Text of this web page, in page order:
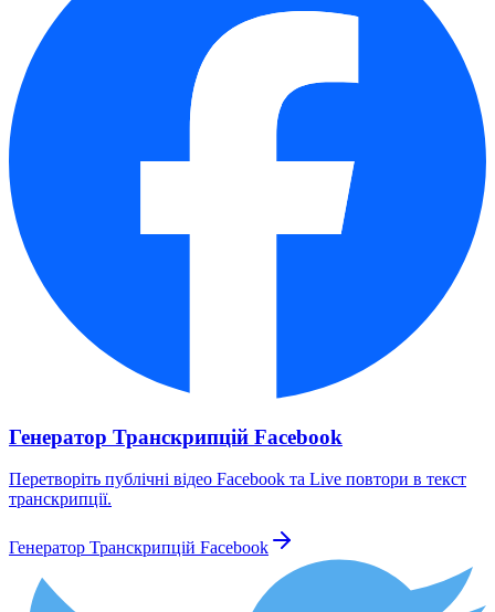
Генератор Транскрипцій Facebook
Перетворіть публічні відео Facebook та Live повтори в текст
транскрипції.
Генератор Транскрипцій Facebook